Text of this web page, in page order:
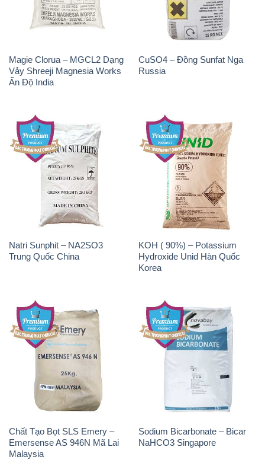
Magie Clorua – MGCL2 Dạng
Vảy Shreeji Magnesia Works
Ấn Độ India
CuSO4 – Đồng Sunfat Nga
Russia
Natri Sunphit – NA2SO3
Trung Quốc China
KOH ( 90%) – Potassium
Hydroxide Unid Hàn Quốc
Korea
Chất Tạo Bọt SLS Emery –
Emersense AS 946N Mã Lai
Malaysia
Sodium Bicarbonate – Bicar
NaHCO3 Singapore